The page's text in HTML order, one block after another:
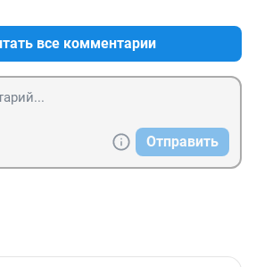
все комментарии
Отправить